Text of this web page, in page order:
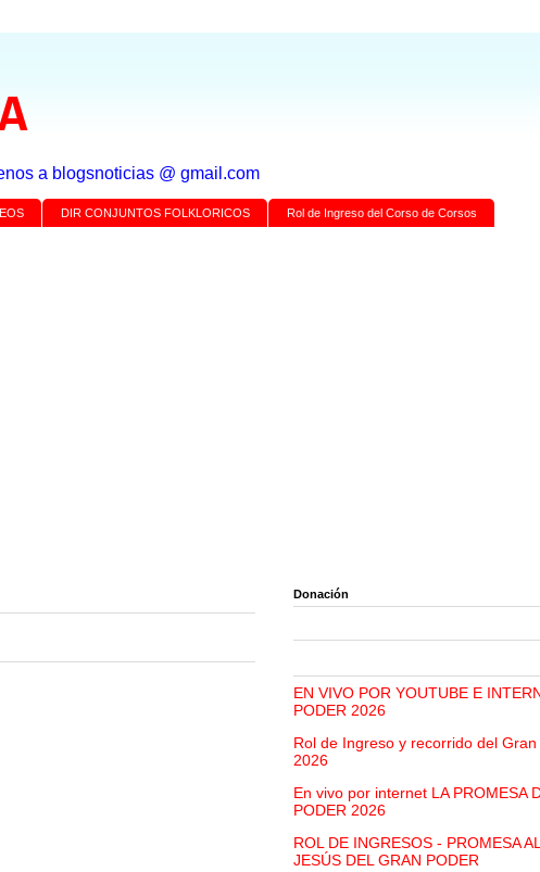
a blogsnoticias @ gmail.com
DIR CONJUNTOS FOLKLORICOS Rol de Ingreso del Corso de Corsos
Donación
EN VIVO POR YOUTUBE E
PODER 2026
Rol de Ingreso y recorrido del
2026
En vivo por internet LA PROMESA
PODER 2026
ROL DE INGRESOS - PROMESA
JESÚS DEL GRAN PODER